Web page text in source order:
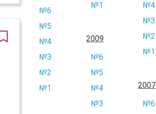
№1
№4
№3
№2
№1
№6
№5
№4
№3
№2
№1
2009
№6
№5
№4
№3
2007
№6